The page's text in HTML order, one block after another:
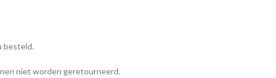
besteld.
niet worden geretourneerd.